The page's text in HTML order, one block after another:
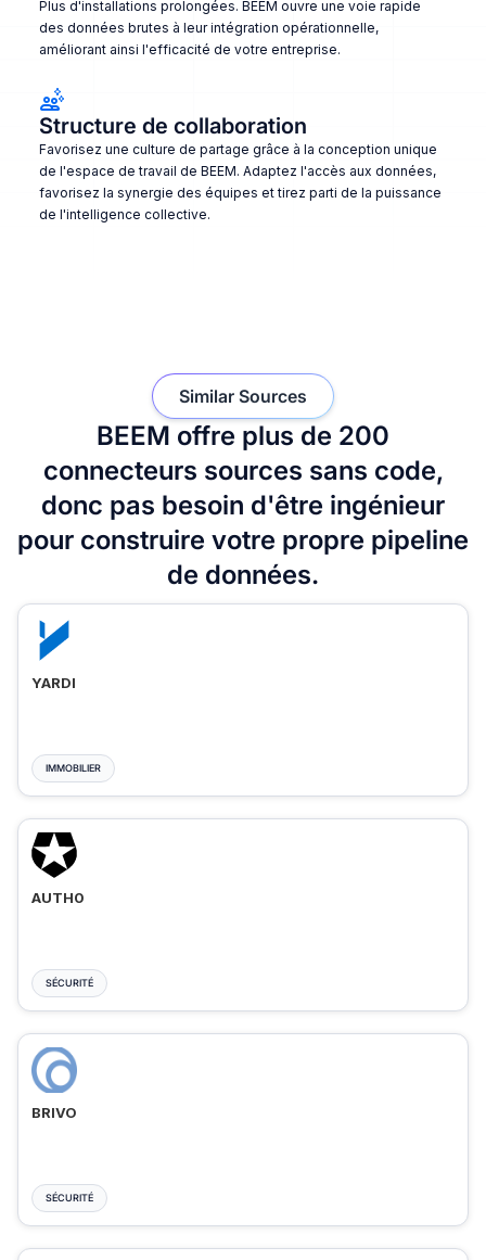
Plus d'installations prolongées. BEEM ouvre une voie rapide
des données brutes à leur intégration opérationnelle,
améliorant ainsi l'efficacité de votre entreprise.
Structure de collaboration
Favorisez une culture de partage grâce à la conception unique
de l'espace de travail de BEEM. Adaptez l'accès aux données,
favorisez la synergie des équipes et tirez parti de la puissance
de l'intelligence collective.
BEEM offre plus de 200
connecteurs sources sans code,
donc pas besoin d'être ingénieur
pour construire votre propre pipeline
de données.
Similar Sources
YARDI
IMMOBILIER
AUTH0
SÉCURITÉ
BRIVO
SÉCURITÉ